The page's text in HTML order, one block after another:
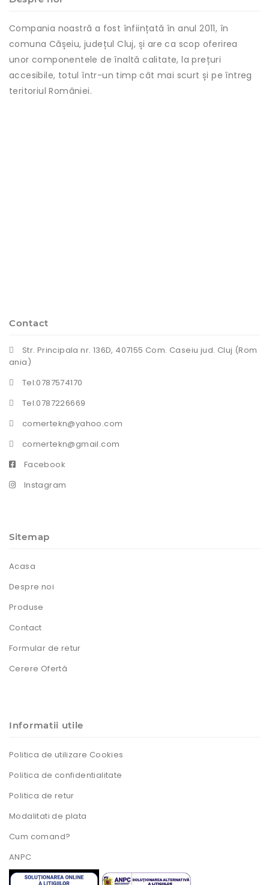
Compania noastră a fost înființată în anul 2011, în
comuna Cășeiu, județul Cluj, și are ca scop oferirea
unor componentele de înaltă calitate, la prețuri
accesibile, totul într-un timp cât mai scurt și pe întreg
teritoriul României.
Contact
Str. Principala nr. 136D, 407155 Com. Caseiu jud. Cluj (Rom
ania)
Tel:0787574170
Tel:0787226669
comertekn@yahoo.com
comertekn@gmail.com
Facebook
Instagram
Sitemap
Acasa
Despre noi
Produse
Contact
Formular de retur
Cerere Ofertă
Informatii utile
Politica de utilizare Cookies
Politica de confidentialitate
Politica de retur
Modalitati de plata
Cum comand?
ANPC